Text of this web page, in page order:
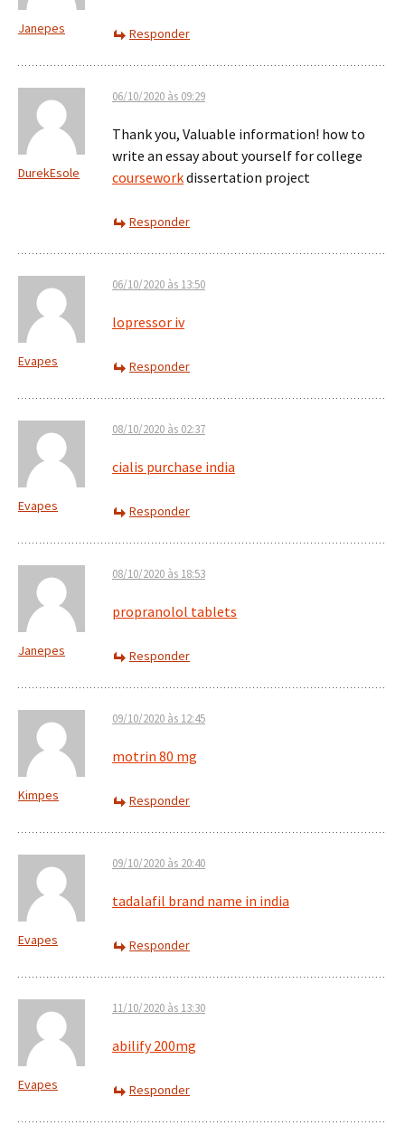
Janepes Responder
DurekEsole
06/10/2020 às 09:29
Thank you, Valuable information! how to
write an essay about yourself for college
courseworkdissertation project
Responder
Evapes
06/10/2020 às 13:50
lopressor iv
Responder
Evapes
08/10/2020 às 02:37
cialis purchase india
Responder
Janepes
08/10/2020 às 18:53
propranolol tablets
Responder
Kimpes
09/10/2020 às 12:45
motrin 80 mg
Responder
Evapes
09/10/2020 às 20:40
tadalafil brand name in india
Responder
Evapes
11/10/2020 às 13:30
abilify 200mg
Responder